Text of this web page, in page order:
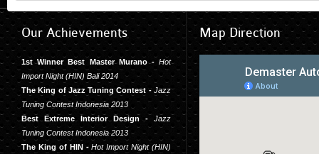
OurAchievements
1st Winner Best Master Murano - Hot
Import Night (HIN) Bali 2014
The King of Jazz Tuning Contest - Jazz
Tuning Contest Indonesia 2013
Best Extreme Interior Design - Jazz
Tuning Contest Indonesia 2013
The King of HIN -Hot Import Night (HIN)
Map Direction